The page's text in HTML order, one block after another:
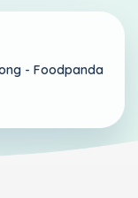
- Foodpanda